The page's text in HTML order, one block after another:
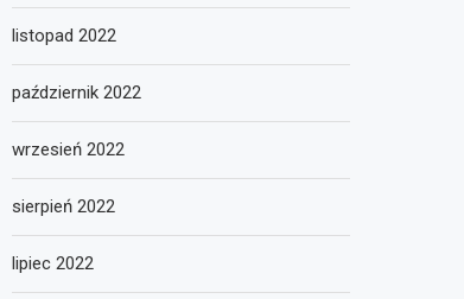
listopad 2022
październik 2022
wrzesień 2022
sierpień 2022
lipiec 2022